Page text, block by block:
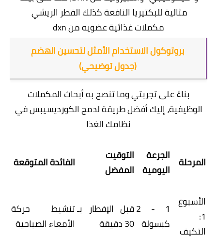
مثالية للبكتيريا النافعة كذلك الفطر الريشي
مكملات غذائية عضويه من dxn
بروتوكول الاستخدام الأمثل لتحسين الهضم
(جدول توضيحي)
​بناءً على تجربتي وما تنصح به أبحاث المكملات
الوظيفية، إليك أفضل طريقة لدمج الكورديسيبس في
نظامك الغذا
المرحلة الجرعة
اليومية
التوقيت
المفضل
الفائدة المتوقعة
الأسبوع
1:
التكيف
1 - 2
كبسولة
قبل الإفطار بـ
30 دقيقة
تنشيط حركة
الأمعاء الصباحية